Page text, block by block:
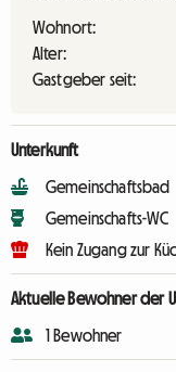
Wohnort:
Alter:
Gastgeber seit:
Unterkunft
Gemeinschaftsbad
Gemeinschafts-WC
Kein Zugang zur
Aktuelle Bewohner der
1 Bewohner